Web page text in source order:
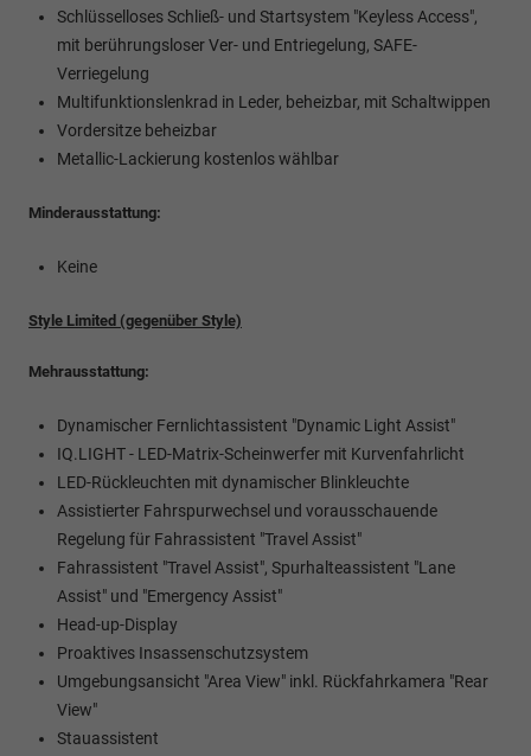
Schlüsselloses Schließ- und Startsystem "Keyless Access",
mit berührungsloser Ver- und Entriegelung, SAFE-
Verriegelung
Multifunktionslenkrad in Leder, beheizbar, mit Schaltwippen
Vordersitze beheizbar
Metallic-Lackierung kostenlos wählbar
Minderausstattung:
Keine
Style Limited (gegenüber Style)
Mehrausstattung:
Dynamischer Fernlichtassistent "Dynamic Light Assist"
IQ.LIGHT - LED-Matrix-Scheinwerfer mit Kurvenfahrlicht
LED-Rückleuchten mit dynamischer Blinkleuchte
Assistierter Fahrspurwechsel und vorausschauende
Regelung für Fahrassistent "Travel Assist"
Fahrassistent "Travel Assist", Spurhalteassistent "Lane
Assist" und "Emergency Assist"
Head-up-Display
Proaktives Insassenschutzsystem
Umgebungsansicht "Area View" inkl. Rückfahrkamera "Rear
View"
Stauassistent